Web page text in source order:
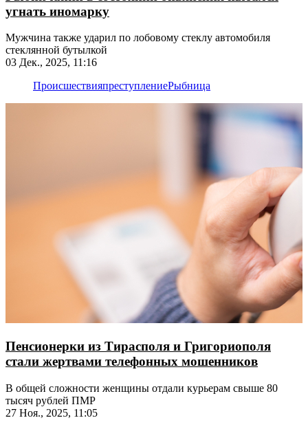
угнать иномарку
Мужчина также ударил по лобовому стеклу автомобиля
стеклянной бутылкой
03 Дек., 2025, 11:16
ПроисшествияпреступлениеРыбница
Пенсионерки из Тирасполя и Григориополя
стали жертвами телефонных мошенников
В общей сложности женщины отдали курьерам свыше 80
тысяч рублей ПМР
27 Ноя., 2025, 11:05